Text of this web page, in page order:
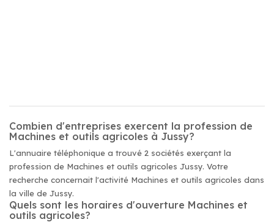
Combien d'entreprises exercent la profession de
Machines et outils agricoles à Jussy?
L'annuaire téléphonique a trouvé 2 sociétés exerçant la
profession de Machines et outils agricoles Jussy. Votre
recherche concernait l'activité Machines et outils agricoles dans
la ville de Jussy.
Quels sont les horaires d'ouverture Machines et
outils agricoles?